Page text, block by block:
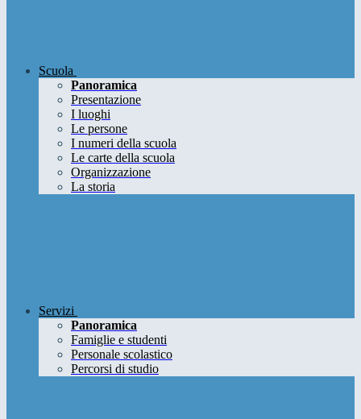
Scuola
Panoramica
Presentazione
I luoghi
Le persone
I numeri della scuola
Le carte della scuola
Organizzazione
La storia
Servizi
Panoramica
Famiglie e studenti
Personale scolastico
Percorsi di studio